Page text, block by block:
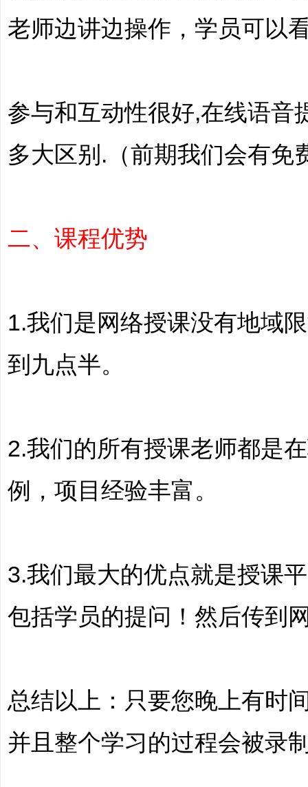
旅
老师边讲边操作，学员可以
参与和互动性很好,在线语音
多大区别.（前期我们会有免
二、课程优势
1.我们是网络授课没有地域
到九点半。
2.我们的所有授课老师都是
例，项目经验丰富。
3.我们最大的优点就是授课
包括学员的提问！然后传到
总结以上：只要您晚上有时
并且整个学习的过程会被录